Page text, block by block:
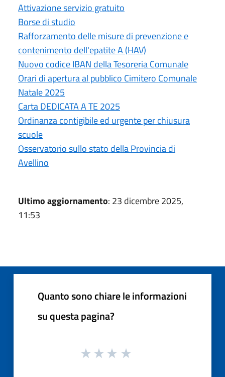
Attivazione servizio gratuito
Borse di studio
Rafforzamento delle misure di prevenzione e
contenimento dell'epatite A (HAV)
Nuovo codice IBAN della Tesoreria Comunale
Orari di apertura al pubblico Cimitero Comunale
Natale 2025
Carta DEDICATA A TE 2025
Ordinanza contigibile ed urgente per chiusura
scuole
Osservatorio sullo stato della Provincia di
Avellino
Ultimo aggiornamento: 23 dicembre 2025,
11:53
Quanto sono chiare le informazioni
su questa pagina?